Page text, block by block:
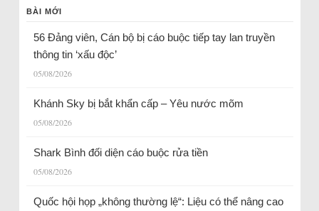
BÀI MỚI
56 Đảng viên, Cán bộ bị cáo buộc tiếp tay lan truyền
thông tin ‘xấu độc’
05/08/2026
Khánh Sky bị bắt khẩn cấp – Yêu nước mõm
05/08/2026
Shark Bình đối diện cáo buộc rửa tiền
05/08/2026
Quốc hội họp „không thường lệ“: Liệu có thể nâng cao